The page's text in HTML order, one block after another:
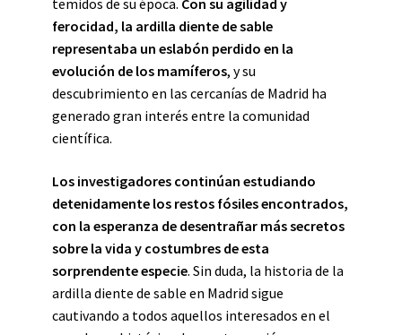
temidos de su época. Con su agilidad y
ferocidad, la ardilla diente de sable
representaba un eslabón perdido en la
evolución de los mamíferos, y su
descubrimiento en las cercanías de Madrid ha
generado gran interés entre la comunidad
científica.
Los investigadores continúan estudiando
detenidamente los restos fósiles encontrados,
con la esperanza de desentrañar más secretos
sobre la vida y costumbres de esta
sorprendente especie. Sin duda, la historia de la
ardilla diente de sable en Madrid sigue
cautivando a todos aquellos interesados en el